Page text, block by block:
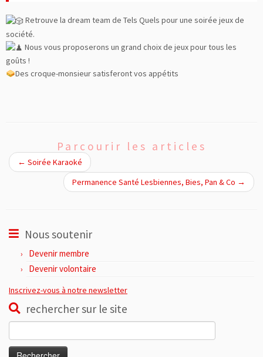
Retrouve la dream team de Tels Quels pour une soirée jeux de
société.
Nous vous proposerons un grand choix de jeux pour tous les
goûts !
Des croque-monsieur satisferont vos appétits
Parcourir les articles
← Soirée Karaoké
Permanence Santé Lesbiennes, Bies, Pan & Co →
Nous soutenir
Devenir membre
Devenir volontaire
Inscrivez-vous à notre newsletter
rechercher sur le site